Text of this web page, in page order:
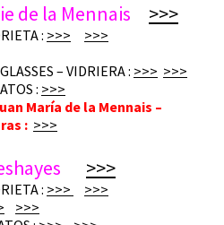
de la Mennais >>>
: >>>
>>>
– VIDRIERA : >>> >>>
: >>>
María de la Mennais –
: >>>
>>>
: >>>
>>>
>>>